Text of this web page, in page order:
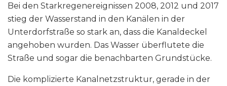
Bei den Starkregenereignissen 2008, 2012 und 2017
stieg der Wasserstand in den Kanälen in der
Unterdorfstraße so stark an, dass die Kanaldeckel
angehoben wurden. Das Wasser überflutete die
Straße und sogar die benachbarten Grundstücke.
Die komplizierte Kanalnetzstruktur, gerade in der